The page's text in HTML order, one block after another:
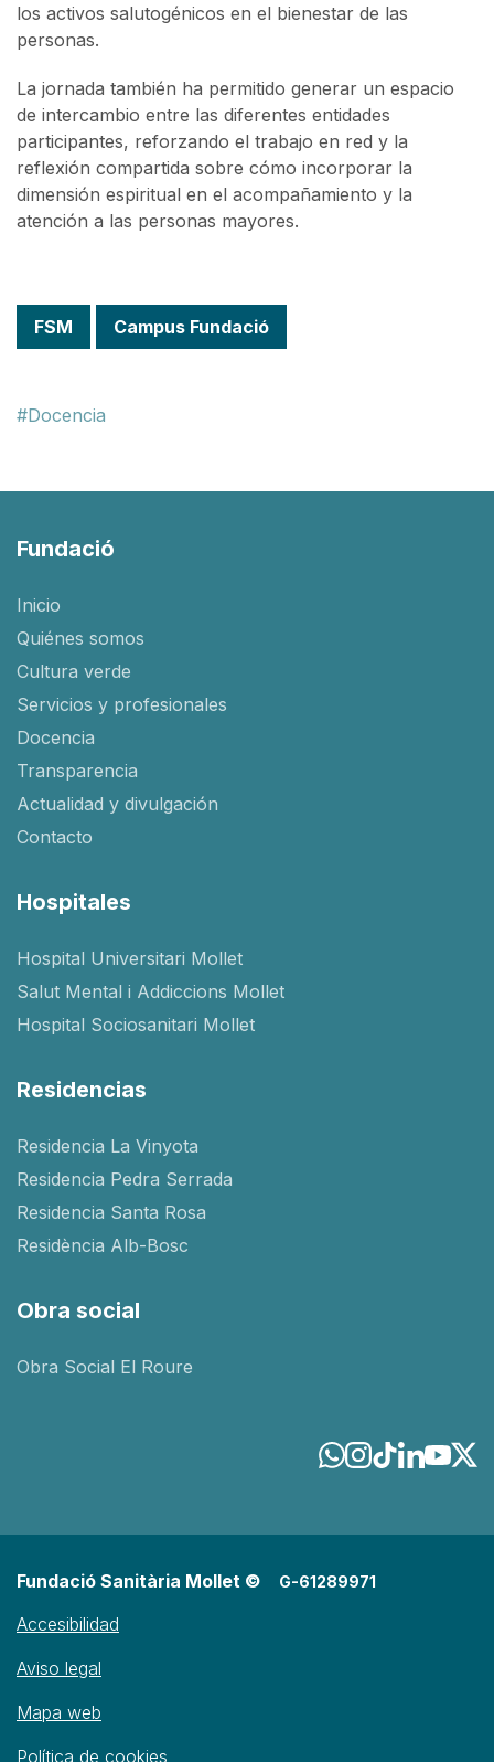
los activos salutogénicos en el bienestar de las
personas.
La jornada también ha permitido generar un espacio
de intercambio entre las diferentes entidades
participantes, reforzando el trabajo en red y la
reflexión compartida sobre cómo incorporar la
dimensión espiritual en el acompañamiento y la
atención a las personas mayores.
FSM Campus Fundació
Docencia
Fundació
Inicio
Quiénes somos
Cultura verde
Servicios y profesionales
Docencia
Transparencia
Actualidad y divulgación
Contacto
Hospitales
Hospital Universitari Mollet
Salut Mental i Addiccions Mollet
Hospital Sociosanitari Mollet
Residencias
Residencia La Vinyota
Residencia Pedra Serrada
Residencia Santa Rosa
Residència Alb-Bosc
Obra social
Obra Social El Roure
Fundació Sanitària Mollet © G-61289971
Accesibilidad
Aviso legal
Mapa web
Política de cookies